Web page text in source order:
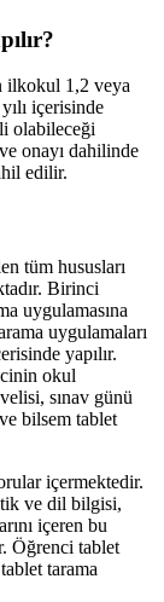
ilkokul 1,2 veya
içerisinde
olabileceği
onayı dahilinde
edilir.
tüm hususları
Birinci
uygulamasına
uygulamaları
yapılır.
okul
sınav günü
bilsem tablet
içermektedir.
ve dil bilgisi,
içeren bu
Öğrenci tablet
tarama